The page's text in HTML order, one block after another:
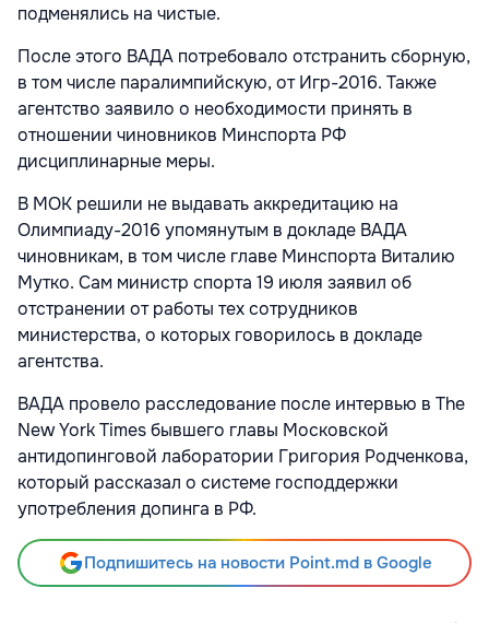
подменялись на чистые.
После этого ВАДА потребовало отстранить сборную,
в том числе паралимпийскую, от Игр-2016. Также
агентство заявило о необходимости принять в
отношении чиновников Минспорта РФ
дисциплинарные меры.
В МОК решили не выдавать аккредитацию на
Олимпиаду-2016 упомянутым в докладе ВАДА
чиновникам, в том числе главе Минспорта Виталию
Мутко. Сам министр спорта 19 июля заявил об
отстранении от работы тех сотрудников
министерства, о которых говорилось в докладе
агентства.
ВАДА провело расследование после интервью в The
New York Times бывшего главы Московской
антидопинговой лаборатории Григория Родченкова,
который рассказал о системе господдержки
употребления допинга в РФ.
Подпишитесь на новости Point.md в Google